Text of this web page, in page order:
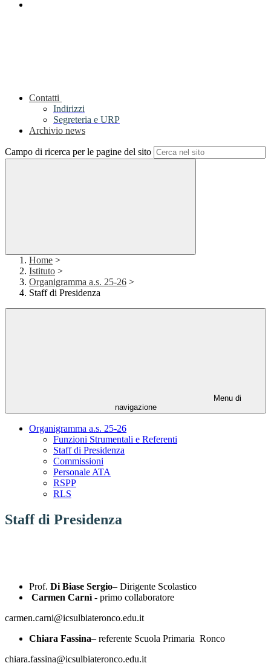
Contatti
Indirizzi
Segreteria e URP
Archivio news
Campo di ricerca per le pagine del sito
Home >
Istituto >
Organigramma a.s. 25-26 >
Staff di Presidenza
Menu di
navigazione
Organigramma a.s. 25-26
Funzioni Strumentali e Referenti
Staff di Presidenza
Commissioni
Personale ATA
RSPP
RLS
Staff di Presidenza
Prof. Di Biase Sergio– Dirigente Scolastico
Carmen Carnì - primo collaboratore
carmen.carni@icsulbiateronco.edu.it
Chiara Fassina– referente Scuola Primaria Ronco
chiara.fassina@icsulbiateronco.edu.it